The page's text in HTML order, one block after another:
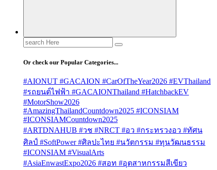
Search
for:
Or check our Popular Categories...
#AIONUT #GACAION #CarOfTheYear2026 #EVThailand
#รถยนต์ไฟฟ้า #GACAIONThailand #HatchbackEV
#MotorShow2026
#AmazingThailandCountdown2025 #ICONSIAM
#ICONSIAMCountdown2025
#ARTDNAHUB #วช #NRCT #อว #กระทรวงอว #ทัศน
ศิลป์ #SoftPower #ศิลปะไทย #นวัตกรรม #ทุนวัฒนธรรม
#ICONSIAM #VisualArts
#AsiaEnwastExpo2026 #สอท #อุตสาหกรรมสีเขียว